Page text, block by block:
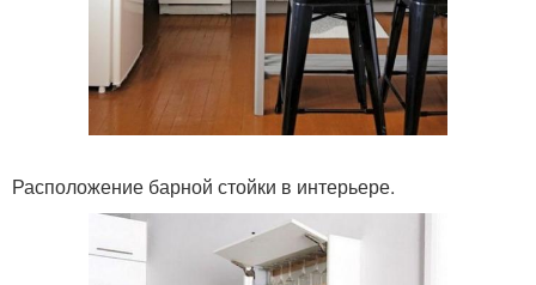
Расположение барной стойки в интерьере.